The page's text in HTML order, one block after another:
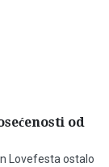
od
Lovefesta ostalo